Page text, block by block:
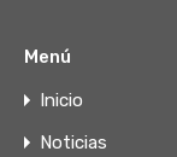
Menú
Inicio
Noticias